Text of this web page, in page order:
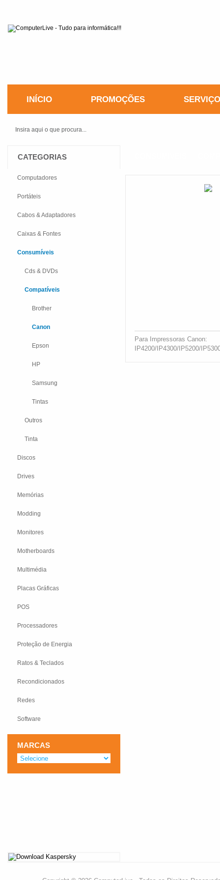
INÍCIO PROMOÇÕES
Para Impressoras Canon:
IP4200/IP4300/IP5200/
CATEGORIAS
Computadores
Portáteis
Cabos & Adaptadores
Caixas & Fontes
Consumíveis
Cds & DVDs
Compatíveis
Brother
Canon
Epson
HP
Samsung
Tintas
Outros
Tinta
Discos
Drives
Memórias
Modding
Monitores
Motherboards
Multimédia
Placas Gráficas
POS
Processadores
Proteção de Energia
Ratos & Teclados
Recondicionados
Redes
Software
MARCAS